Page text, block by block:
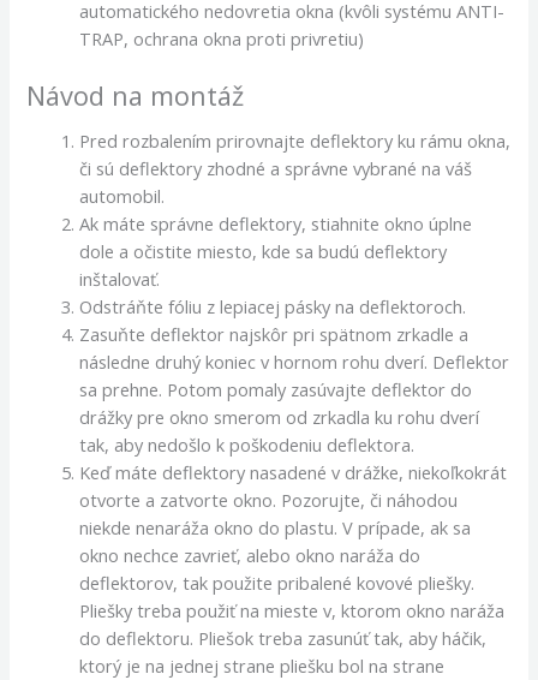
automatického nedovretia okna (kvôli systému ANTI-
TRAP, ochrana okna proti privretiu)
Návod na montáž
Pred rozbalením prirovnajte deflektory ku rámu okna,
či sú deflektory zhodné a správne vybrané na váš
automobil.
Ak máte správne deflektory, stiahnite okno úplne
dole a očistite miesto, kde sa budú deflektory
inštalovať.
Odstráňte fóliu z lepiacej pásky na deflektoroch.
Zasuňte deflektor najskôr pri spätnom zrkadle a
následne druhý koniec v hornom rohu dverí. Deflektor
sa prehne. Potom pomaly zasúvajte deflektor do
drážky pre okno smerom od zrkadla ku rohu dverí
tak, aby nedošlo k poškodeniu deflektora.
Keď máte deflektory nasadené v drážke, niekoľkokrát
otvorte a zatvorte okno. Pozorujte, či náhodou
niekde nenaráža okno do plastu. V prípade, ak sa
okno nechce zavrieť, alebo okno naráža do
deflektorov, tak použite pribalené kovové pliešky.
Pliešky treba použiť na mieste v, ktorom okno naráža
do deflektoru. Pliešok treba zasunúť tak, aby háčik,
ktorý je na jednej strane pliešku bol na strane